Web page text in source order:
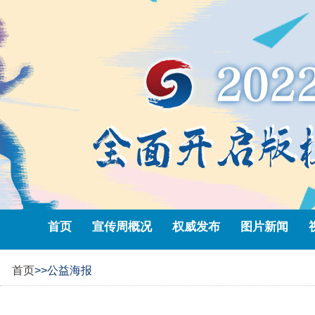
首页 宣传周概况 权威发布 图片新闻
首页>>公益海报